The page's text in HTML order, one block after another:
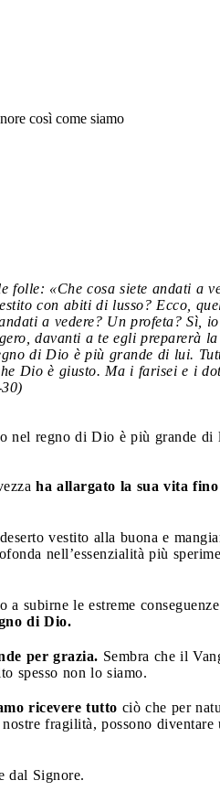
così come siamo
«Che cosa siete andati a
con abiti di lusso? Ecco,
a vedere? Un profeta? Sì,
davanti a te egli preparerà
di Dio è più grande di lui.
Dio è giusto. Ma i farisei e i
nel regno di Dio è più grande di
ha allargato la sua vita
vestito alla buona e
nell’essenzialità più
subirne le estreme
di Dio.
per grazia. Sembra che il
spesso non lo siamo.
ricevere tutto ciò che per
fragilità, possono diventare
dal Signore.